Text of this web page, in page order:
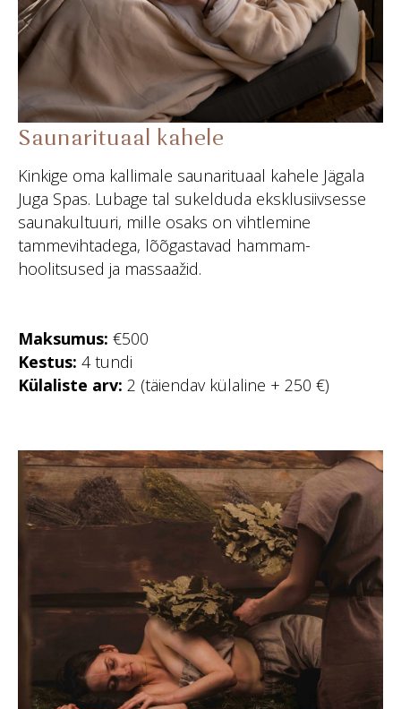
Saunarituaal kahele
Kinkige oma kallimale saunarituaal kahele Jägala
Juga Spas. Lubage tal sukelduda eksklusiivsesse
saunakultuuri, mille osaks on vihtlemine
tammevihtadega, lõõgastavad hammam-
hoolitsused ja massaažid.
Maksumus: €500
Kestus: 4 tundi
Külaliste arv: 2 (täiendav külaline + 250 €)